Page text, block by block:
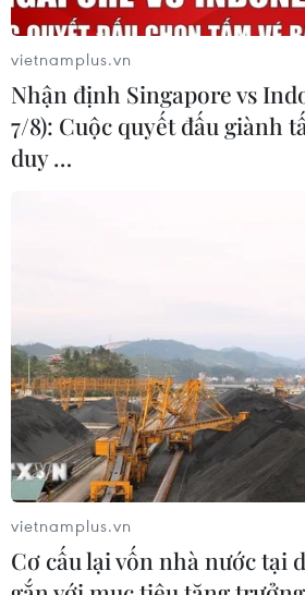
vietnamplus.vn
Nhận định Singapore vs
7/8): Cuộc quyết đấu giành
duy …
vietnamplus.vn
Cơ cấu lại vốn nhà nước tại